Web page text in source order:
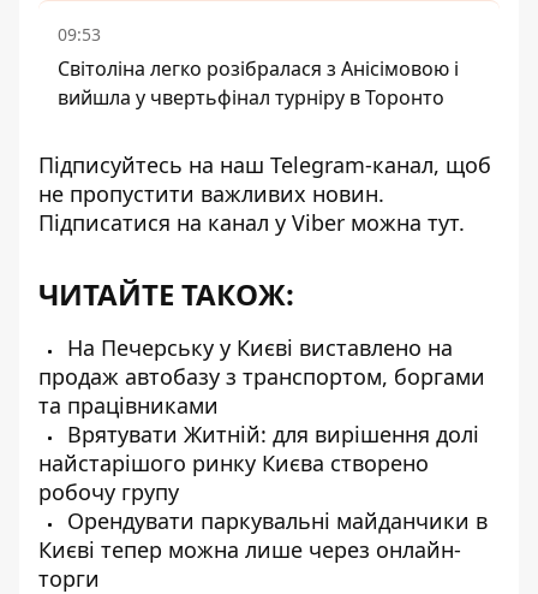
09:53
Світоліна легко розібралася з Анісімовою і
вийшла у чвертьфінал турніру в Торонто
Підписуйтесь на наш Telegram-канал, щоб
не пропустити важливих новин.
Підписатися на канал у Viber можна тут.
ЧИТАЙТЕ ТАКОЖ:
На Печерську у Києві виставлено на
продаж автобазу з транспортом, боргами
та працівниками
Врятувати Житній: для вирішення долі
найстарішого ринку Києва створено
робочу групу
Орендувати паркувальні майданчики в
Києві тепер можна лише через онлайн-
торги